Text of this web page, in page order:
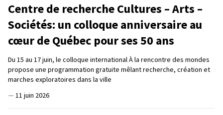
Centre de recherche Cultures – Arts –
Sociétés: un colloque anniversaire au
cœur de Québec pour ses 50 ans
Du 15 au 17 juin, le colloque international À la rencontre des mondes
propose une programmation gratuite mêlant recherche, création et
marches exploratoires dans la ville
— 11 juin 2026